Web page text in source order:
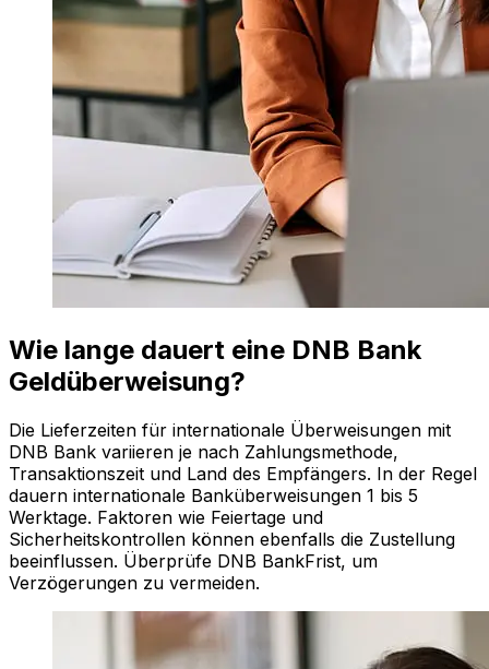
Wie lange dauert eine DNB Bank
Geldüberweisung?
Die Lieferzeiten für internationale Überweisungen mit
DNB Bank variieren je nach Zahlungsmethode,
Transaktionszeit und Land des Empfängers. In der Regel
dauern internationale Banküberweisungen 1 bis 5
Werktage. Faktoren wie Feiertage und
Sicherheitskontrollen können ebenfalls die Zustellung
beeinflussen. Überprüfe DNB BankFrist, um
Verzögerungen zu vermeiden.